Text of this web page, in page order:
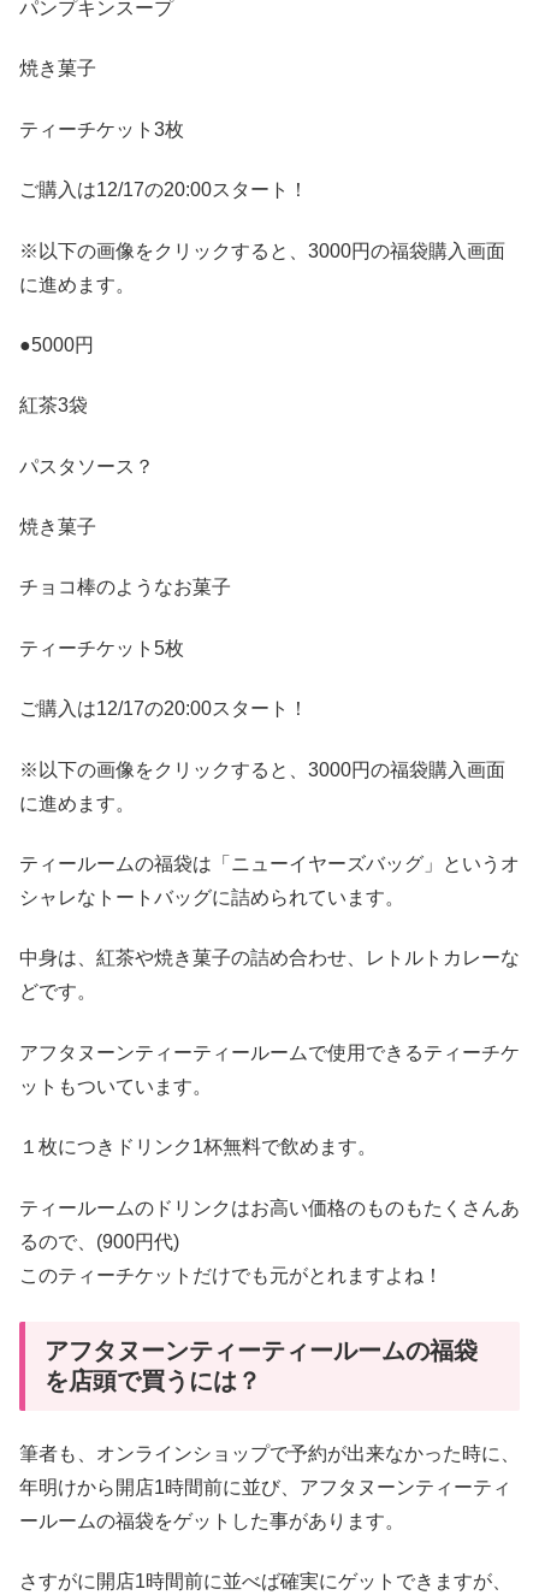
パンプキンスープ
焼き菓子
ティーチケット3枚
ご購入は12/17の20:00スタート！
※以下の画像をクリックすると、3000円の福袋購入画面
に進めます。
●5000円
紅茶3袋
パスタソース？
焼き菓子
チョコ棒のようなお菓子
ティーチケット5枚
ご購入は12/17の20:00スタート！
※以下の画像をクリックすると、3000円の福袋購入画面
に進めます。
ティールームの福袋は「ニューイヤーズバッグ」というオ
シャレなトートバッグに詰められています。
中身は、紅茶や焼き菓子の詰め合わせ、レトルトカレーな
どです。
アフタヌーンティーティールームで使用できるティーチケ
ットもついています。
１枚につきドリンク1杯無料で飲めます。
ティールームのドリンクはお高い価格のものもたくさんあ
るので、(900円代)
このティーチケットだけでも元がとれますよね！
アフタヌーンティーティールームの福袋
を店頭で買うには？
筆者も、オンラインショップで予約が出来なかった時に、
年明けから開店1時間前に並び、アフタヌーンティーティ
ールームの福袋をゲットした事があります。
さすがに開店1時間前に並べば確実にゲットできますが、